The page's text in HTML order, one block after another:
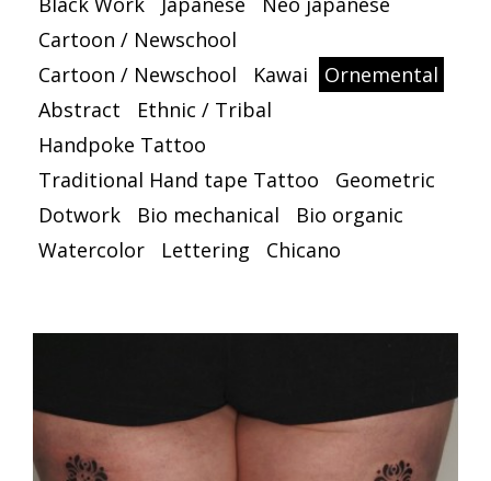
Cartoon / Newschool
Cartoon / Newschool
Kawai
Ornemental
Abstract
Ethnic / Tribal
Handpoke Tattoo
Traditional Hand tape Tattoo
Geometric
Dotwork
Bio mechanical
Bio organic
Watercolor
Lettering Chicano